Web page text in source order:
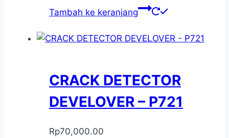
Tambah ke keranjang
CRACK DETECTOR
DEVELOVER – P721
Rp70,000.00